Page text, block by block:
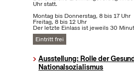
Uhr statt.
Montag bis Donnerstag, 8 bis 17 Uhr
Freitag, 8 bis 12 Uhr
Der letzte Einlass ist jeweils 30
Eintritt frei
Ausstellung: Rolle der
Nationalsozialismus